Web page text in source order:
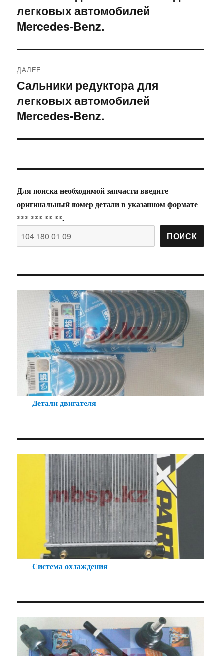
записям
запись:
легковых автомобилей
Mercedes-Benz.
ДАЛЕЕ
Следующая
запись:
Сальники редуктора для
легковых автомобилей
Mercedes-Benz.
Для поиска необходимой запчасти введите
оригинальный номер детали в указанном формате
*** *** ** **.
ПОИСК
Детали двигателя
Система охлаждения